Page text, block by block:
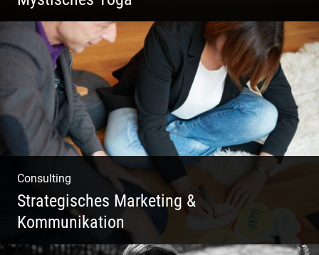
Yoga und Meditation – mystisch inszeniert
Consulting
Strategisches Marketing &
Kommunikation